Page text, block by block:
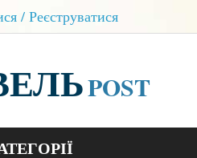
/ Реєструватися
POST